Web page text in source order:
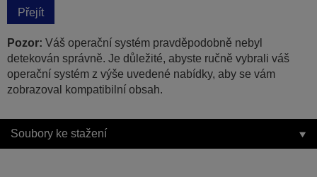
Přejít
Pozor: Váš operační systém pravděpodobně nebyl
detekován správně. Je důležité, abyste ručně vybrali váš
operační systém z výše uvedené nabídky, aby se vám
zobrazoval kompatibilní obsah.
Soubory ke stažení